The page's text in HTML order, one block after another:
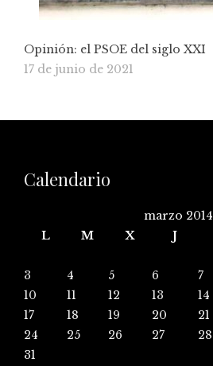
Opinión: el PSOE del siglo XXI
17 de junio de 2021
Calendario
marzo 2014
L
M X J
3
4 5 6 7
10
11 12 13 14
17
18 19 20 21
24
25 26 27 28
31